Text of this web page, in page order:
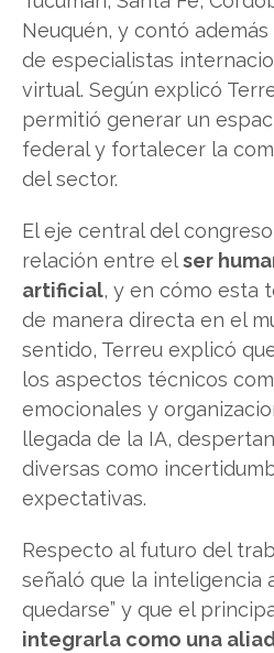
Neuquén, y contó
de especialistas
virtual. Según explicó
permitió generar un
federal y fortalecer la
del sector.
El eje central del
relación entre elser
artificial, y en cómo esta
de manera directa en el
sentido, Terreu explicó
los aspectos técnicos
emocionales y
llegada de la IA,
diversas como
expectativas.
Respecto al futuro del
señaló que la inteligencia
quedarse” y que el
integrarla como una